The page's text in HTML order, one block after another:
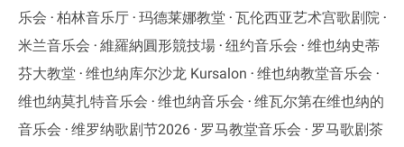
乐会
柏林音乐厅 玛德莱娜教堂
瓦伦西亚艺术宫歌剧院
米兰音乐会
維羅納圓形競技場 纽约音乐会
维也纳史蒂
芬大教堂
维也纳库尔沙龙 Kursalon
维也纳教堂音乐会
维也纳莫扎特音乐会
维也纳音乐会
维瓦尔第在维也纳的
音乐会
维罗纳歌剧节2026 罗马教堂音乐会
罗马歌剧茶